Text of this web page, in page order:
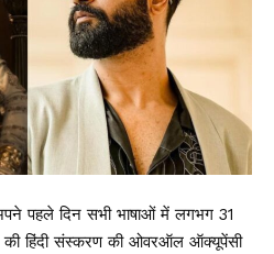
पहले दिन सभी भाषाओं में लगभग ₹31
हिंदी संस्करण की ओवरऑल ऑक्यूपेंसी